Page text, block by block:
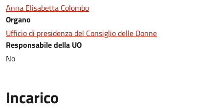
Anna Elisabetta Colombo
Organo
Ufficio di presidenza del Consiglio delle Donne
Responsabile della UO
No
Incarico